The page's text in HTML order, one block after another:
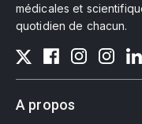
médicales et
quotidien de chacun.
A propos